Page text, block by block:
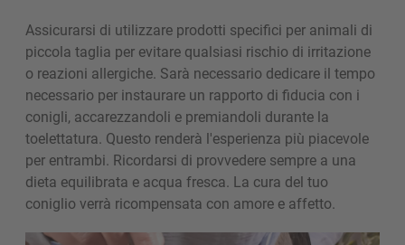
Assicurarsi di utilizzare prodotti specifici per animali di
piccola taglia per evitare qualsiasi rischio di irritazione
o reazioni allergiche. Sarà necessario dedicare il ​​tempo
necessario per instaurare un rapporto di fiducia con i
conigli, accarezzandoli e premiandoli durante la
toelettatura. Questo renderà l'esperienza più piacevole
per entrambi. Ricordarsi di provvedere sempre a una
dieta equilibrata e acqua fresca. La cura del tuo
coniglio verrà ricompensata con amore e affetto.